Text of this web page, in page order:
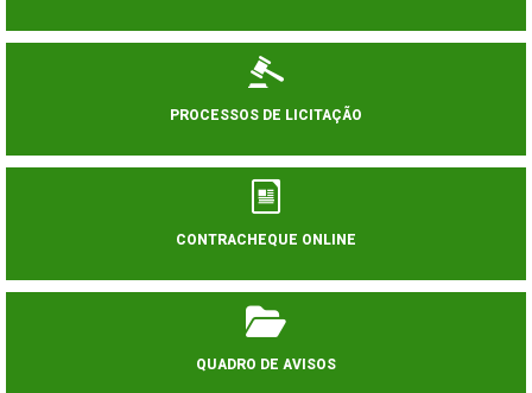
PROCESSOS DE LICITAÇÃO
CONTRACHEQUE ONLINE
QUADRO DE AVISOS